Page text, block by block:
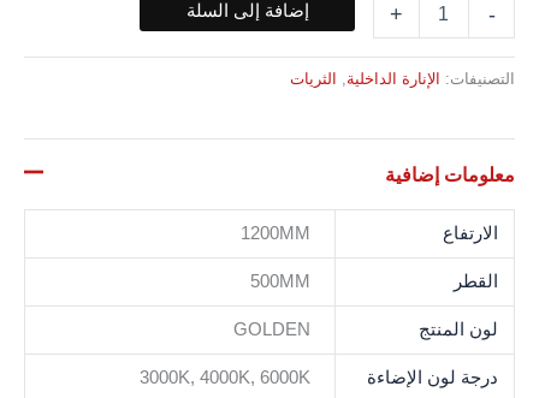
-
+ إضافة إلى السلة
التصنيفات: الإنارة الداخلية الثريات
معلومات إضافية
الارتفاع 1200MM
القطر 500MM
لون المنتج GOLDEN
درجة لون الإضاءة 3000K, 4000K, 6000K